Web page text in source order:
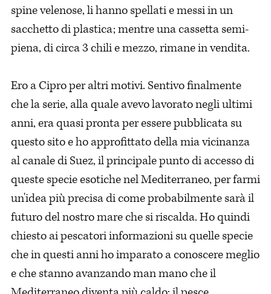
spine velenose, li hanno spellati e messi in un
sacchetto di plastica; mentre una cassetta semi-
piena, di circa 3 chili e mezzo, rimane in vendita.
Ero a Cipro per altri motivi. Sentivo finalmente
che la serie, alla quale avevo lavorato negli ultimi
anni, era quasi pronta per essere pubblicata su
questo sito e ho approfittato della mia vicinanza
al canale di Suez, il principale punto di accesso di
queste specie esotiche nel Mediterraneo, per farmi
un'idea più precisa di come probabilmente sarà il
futuro del nostro mare che si riscalda. Ho quindi
chiesto ai pescatori informazioni su quelle specie
che in questi anni ho imparato a conoscere meglio
e che stanno avanzando man mano che il